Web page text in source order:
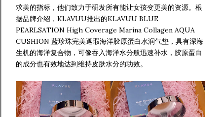
求美的指标，他们致力于研发所有能让女孩变更美的资源。根
据品牌介绍，KLAVUU推出的KLAVUU BLUE
PEARLSATION High Coverage Marina Collagen AQUA
CUSHION 蓝珍珠完美遮瑕海洋胶原蛋白水润气垫，具有深海
生机的海洋复合物，可像吞入海洋水分般迅速补水，胶原蛋白
的成分也有效地达到维持皮肤水分的功效。